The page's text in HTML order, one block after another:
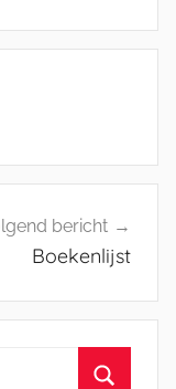
bericht
Boekenlijst